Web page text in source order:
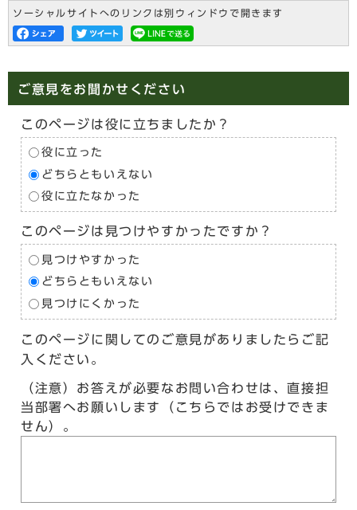
ソーシャルサイトへのリンクは別ウィンドウで開きます
ご意見をお聞かせください
このページは役に立ちましたか？
役に立った
どちらともいえない
役に立たなかった
このページは見つけやすかったですか？
見つけやすかった
どちらともいえない
見つけにくかった
このページに関してのご意見がありましたらご記
入ください。
（注意）お答えが必要なお問い合わせは、直接担
当部署へお願いします（こちらではお受けできま
せん）。